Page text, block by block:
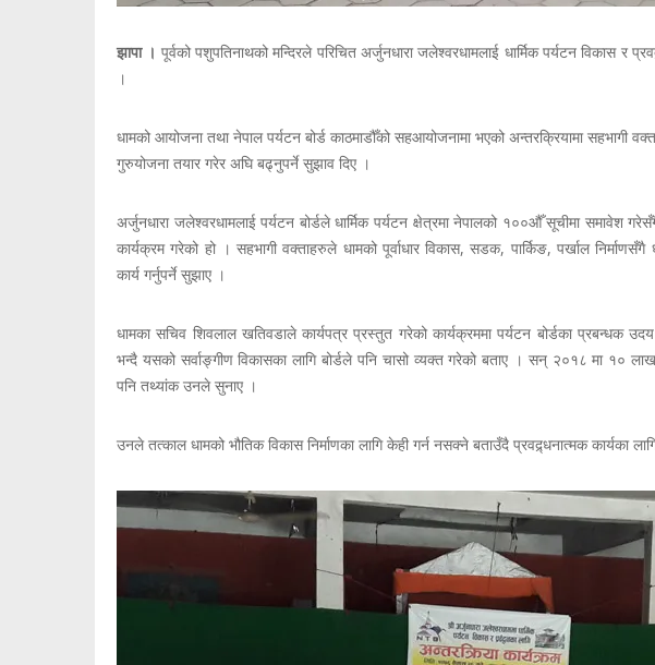
झापा । पूर्वको पशुपतिनाथको मन्दिरले परिचित अर्जुनधारा जलेश्वरधामलाई धार्मिक पर्यटन विकास र
।
धामको आयोजना तथा नेपाल पर्यटन बोर्ड काठमाडौँको सहआयोजनामा भएको अन्तरक्रियामा सहभागी
गुरुयोजना तयार गरेर अघि बढ्नुपर्ने सुझाव दिए ।
अर्जुनधारा जलेश्वरधामलाई पर्यटन बोर्डले धार्मिक पर्यटन क्षेत्रमा नेपालको १००औँ सूचीमा समावेश
कार्यक्रम गरेको हो । सहभागी वक्ताहरुले धामको पूर्वाधार विकास, सडक, पार्किङ, पर्खाल निर्माणसँगै
कार्य गर्नुपर्ने सुझाए ।
धामका सचिव शिवलाल खतिवडाले कार्यपत्र प्रस्तुत गरेको कार्यक्रममा पर्यटन बोर्डका प्रबन्धक
भन्दै यसको सर्वाङ्गीण विकासका लागि बोर्डले पनि चासो व्यक्त गरेको बताए । सन् २०१८ मा १०
पनि तथ्यांक उनले सुनाए ।
उनले तत्काल धामको भौतिक विकास निर्माणका लागि केही गर्न नसक्ने बताउँदै प्रवद्र्धनात्मक कार्यका